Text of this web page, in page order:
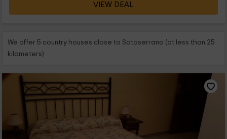
VIEW DEAL
We offer 5 country houses close to Sotoserrano (at less than 25
kilometers)